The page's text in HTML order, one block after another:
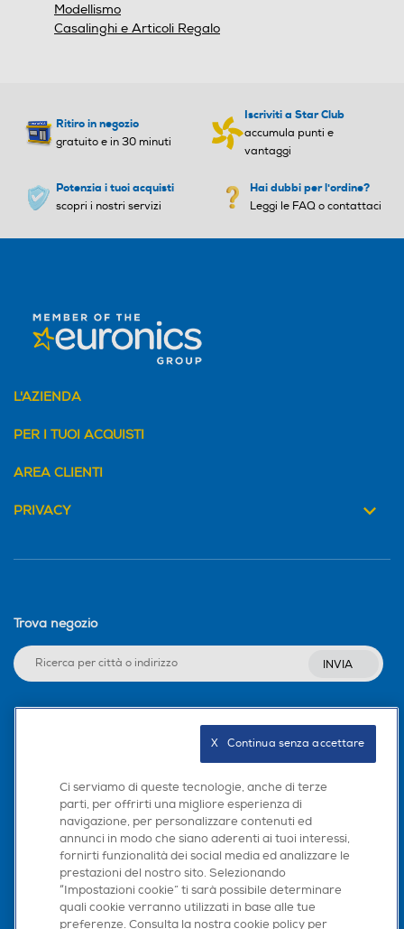
Modellismo
Casalinghi e Articoli Regalo
Ritiro in negozio
gratuito e in 30 minuti
Iscriviti a Star Club
accumula punti e
vantaggi
Potenzia i tuoi acquisti
scopri i nostri servizi
Hai dubbi per l'ordine?
Leggi le FAQ o contattaci
L'AZIENDA
PER I TUOI ACQUISTI
AREA CLIENTI
PRIVACY
Trova negozio
INVIA
Scarica la nostra app
Ci serviamo di queste tecnologie, anche di terze
parti, per offrirti una migliore esperienza di
navigazione, per personalizzare contenuti ed
annunci in modo che siano aderenti ai tuoi interessi,
fornirti funzionalità dei social media ed analizzare le
prestazioni del nostro sito. Selezionando
“Impostazioni cookie” ti sarà possibile determinare
quali cookie verranno utilizzati in base alle tue
preferenze. Consulta la nostra cookie policy per
X   Continua senza accettare